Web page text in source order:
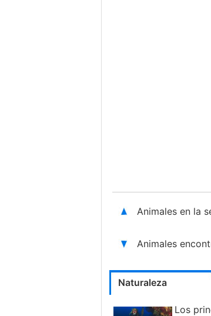
Animales en la
Animales
Naturaleza
Los